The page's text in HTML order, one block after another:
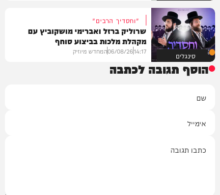
סינגלים
"וחסדיך הרבים"
שרוליק ברזל ואברימי מושקוביץ עם
מקהלת מלכות בביצוע סוחף
14:17
06/08/26המחדש מיוזיק
הוסף תגובה לכתבה